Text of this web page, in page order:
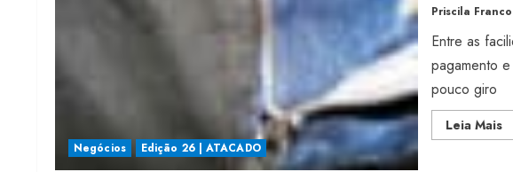
Negócios Edição 26 | ATACADO
Priscila
Entre as
pagamento
pouco giro
Leia Mais